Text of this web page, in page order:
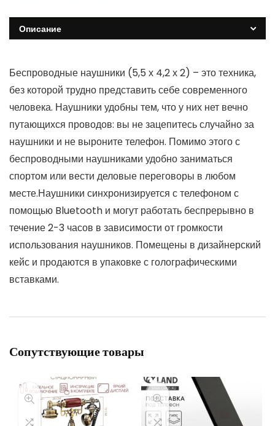
Описание
Беспроводные наушники (5,5 х 4,2 х 2) – это техника,
без которой трудно представить себе современного
человека. Наушники удобны тем, что у них нет вечно
путающихся проводов: вы не зацепитесь случайно за
наушники и не выроните телефон. Помимо этого с
беспроводными наушниками удобно заниматься
спортом или вести деловые переговоры в любом
месте.Наушники синхронизируется с телефоном с
помощью Bluetooth и могут работать беспрерывно в
течение 2-3 часов в зависимости от громкости
использования наушников. Помещены в дизайнерский
кейс и продаются в упаковке с голографическими
вставками.
Сопутствующие товары